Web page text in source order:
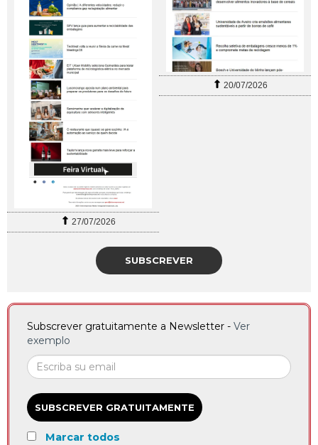
27/07/2026
20/07/2026
SUBSCREVER
Subscrever gratuitamente a Newsletter - Ver
exemplo
SUBSCREVER GRATUITAMENTE
Marcar todos